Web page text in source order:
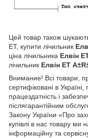
Цей товар також
ЕТ, купити лічильник
ціна лічильника Елвін
лічильник Елвін ЕТ
Внимание! Всі товари,
сертифіковані в
працездатність і
післягарантійним
Закону України «Про
купівлі в нас товару ми
інформаційну та